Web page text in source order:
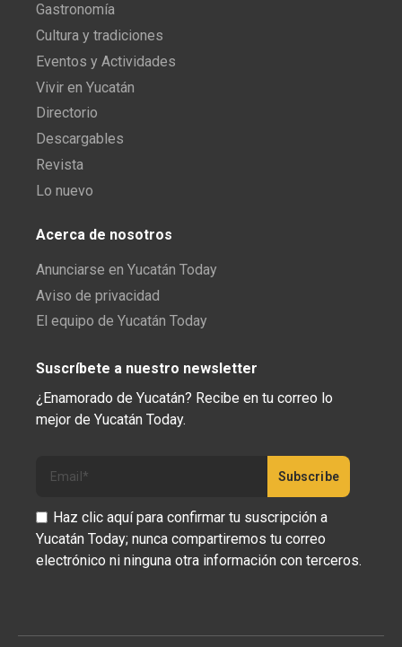
Gastronomía
Cultura y tradiciones
Eventos y Actividades
Vivir en Yucatán
Directorio
Descargables
Revista
Lo nuevo
Acerca de nosotros
Anunciarse en Yucatán Today
Aviso de privacidad
El equipo de Yucatán Today
Suscríbete a nuestro newsletter
¿Enamorado de Yucatán? Recibe en tu correo lo
mejor de Yucatán Today.
Haz clic aquí para confirmar tu suscripción a
Yucatán Today; nunca compartiremos tu correo
electrónico ni ninguna otra información con terceros.